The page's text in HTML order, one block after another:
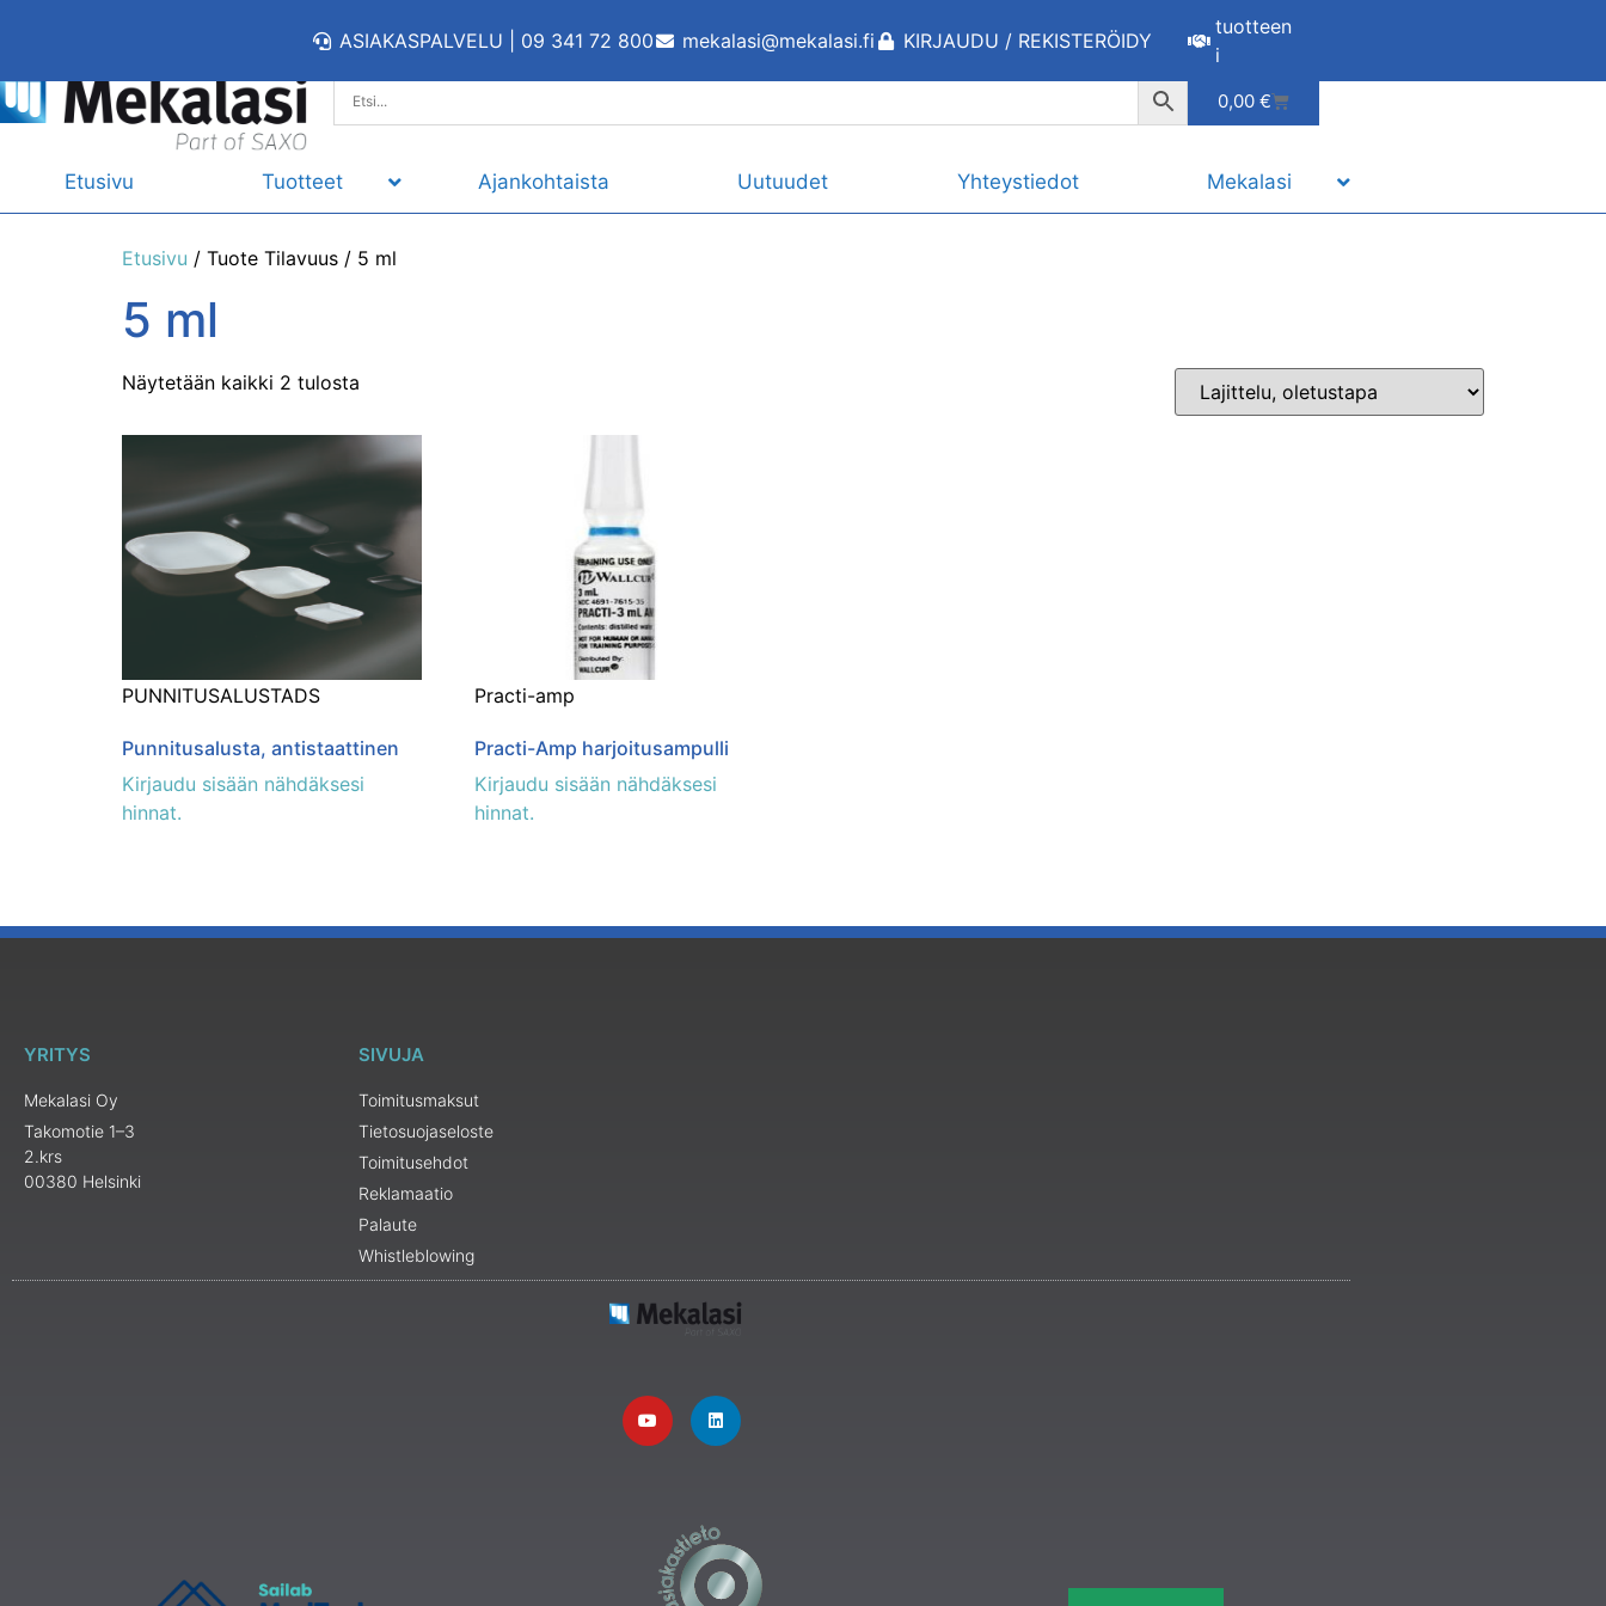
ASIAKASPALVELU | 09 341 72 800 mekalasi@mekalasi.fi KIRJAUDU / REKISTERÖIDY
tuotteen
i
0,00 €
Etusivu Tuotteet Ajankohtaista Uutuudet Yhteystiedot Mekalasi
Etusivu / Tuote Tilavuus / 5 ml
5 ml
Näytetään kaikki 2 tulosta
PUNNITUSALUSTADS
Punnitusalusta, antistaattinen
Kirjaudu sisään nähdäksesi
hinnat.
Practi-amp
Practi-Amp harjoitusampulli
Kirjaudu sisään nähdäksesi
hinnat.
YRITYS
Mekalasi Oy
Takomotie 1–3
2.krs
00380 Helsinki
SIVUJA
Toimitusmaksut
Tietosuojaseloste
Toimitusehdot
Reklamaatio
Palaute
Whistleblowing